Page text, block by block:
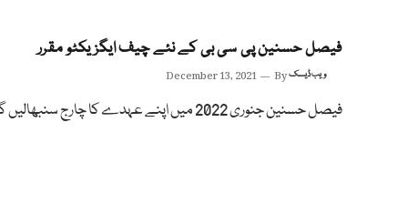
فیصل حسنین پی سی بی کے نئے چیف ایگزیکٹو مقرر
December 13, 2021 Byویب ڈیسک
فیصل حسنین جنوری 2022 میں اپنے عہدے کا چارج سنبھالیں گے